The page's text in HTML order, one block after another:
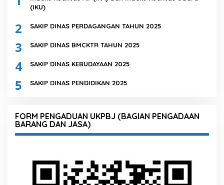
(IKU)
2 SAKIP DINAS PERDAGANGAN TAHUN 2025
3 SAKIP DINAS BMCKTR TAHUN 2025
4 SAKIP DINAS KEBUDAYAAN 2025
5 SAKIP DINAS PENDIDIKAN 2025
FORM PENGADUAN UKPBJ (BAGIAN PENGADAAN
BARANG DAN JASA)